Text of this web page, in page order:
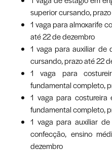
superior cursando,
1 vaga para almoxarife
até 22 de dezembro
1 vaga para auxiliar de
cursando, prazo até 22
1 vaga para
fundamental completo,
1 vaga para costureira
fundamental completo,
1 vaga para auxiliar
confecção, ensino
dezembro